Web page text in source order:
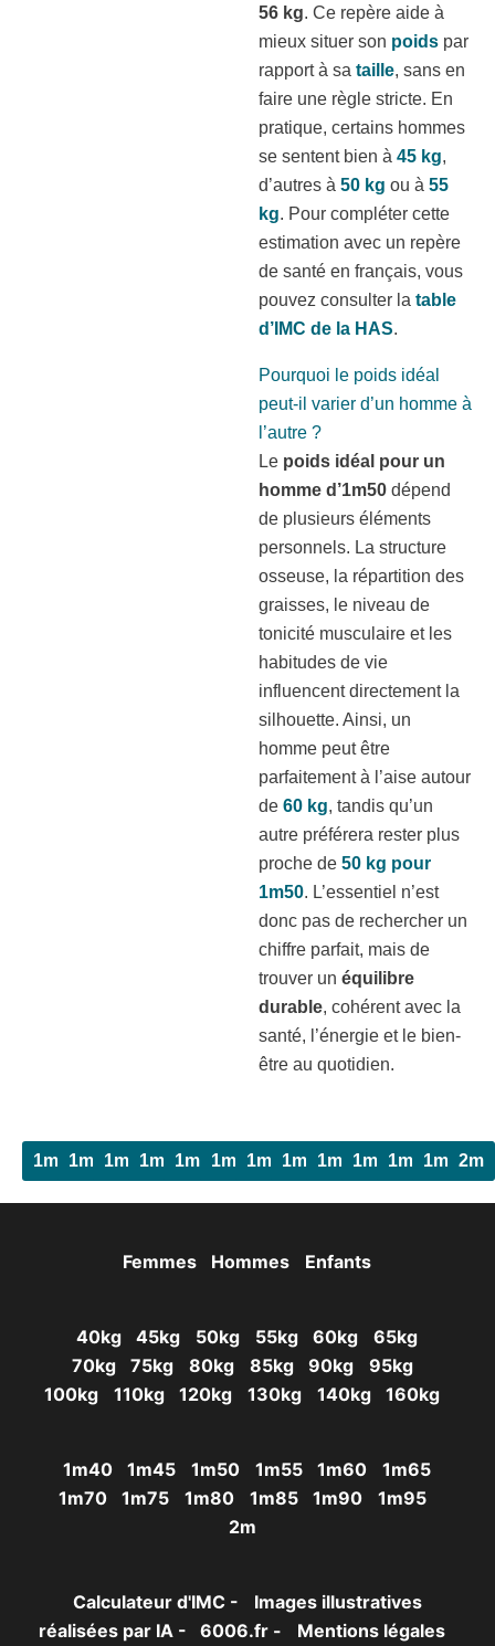
56 kg. Ce repère aide à
mieux situer son poids par
rapport à sa taille, sans en
faire une règle stricte. En
pratique, certains hommes
se sentent bien à 45 kg,
d’autres à 50 kg ou à 55
kg. Pour compléter cette
estimation avec un repère
de santé en français, vous
pouvez consulter la table
d’IMC de la HAS.
Pourquoi le poids idéal
peut-il varier d’un homme à
l’autre ?
Le poids idéal pour un
homme d’1m50 dépend
de plusieurs éléments
personnels. La structure
osseuse, la répartition des
graisses, le niveau de
tonicité musculaire et les
habitudes de vie
influencent directement la
silhouette. Ainsi, un
homme peut être
parfaitement à l’aise autour
de 60 kg, tandis qu’un
autre préférera rester plus
proche de 50 kg pour
1m50. L’essentiel n’est
donc pas de rechercher un
chiffre parfait, mais de
trouver un équilibre
durable, cohérent avec la
santé, l’énergie et le bien-
être au quotidien.
1m401m451m501m551m601m651m701m751m801m851m901m952m
Femmes Hommes Enfants
40kg 45kg 50kg 55kg 60kg
65kg
70kg
75kg 80kg 85kg 90kg
95kg
100kg
110kg 120kg 130kg 140kg 160kg
1m40 1m45 1m50 1m55 1m60
1m65
1m70
1m75 1m80 1m85 1m90
1m95
2m
Calculateur d'IMC -
Images illustratives
réalisées par IA -
6006.fr - Mentions légales